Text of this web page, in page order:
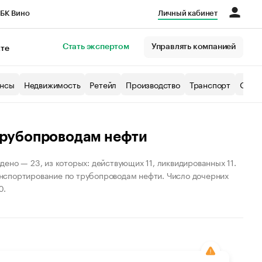
Вино Личный кабинет
Стать экспертом Управлять компанией
Недвижимость Ретейл Производство Транспорт
нефти
— 23, из которых: действующих 11, ликвидированных 11.
по трубопроводам нефти. Число дочерних